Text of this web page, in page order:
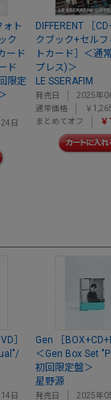
ォト
ク
ード
ド
限定
日
DIFFERENT ［
クブック+セルフ
トカード］＜通
プレス)＞
LE SSERAFIM
発売日
2025年
通常価格
￥
まとめてオフ
￥
］
日
Gen ［
＜Gen Box Set
初回限定盤＞
星野源
発売日
2025年